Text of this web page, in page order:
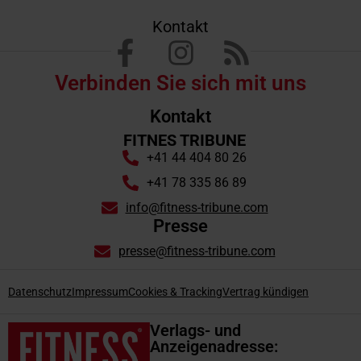
Verlags- und
Anzeigenadresse:
Kontakt
Kontakt
FITNES TRIBUNE
+41 44 404 80 26
+41 78 335 86 89
info@fitness-tribune.com
Presse
presse@fitness-tribune.com
Verbinden Sie sich mit uns
DatenschutzImpressumCookies & TrackingVertrag kündigen